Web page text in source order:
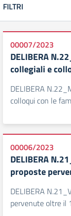
FILTRI
00007/2023
DELIBERA
collegiali e
DELIBERA
colloqui con le
00006/2023
DELIBERA
proposte
DELIBERA
pervenute oltre